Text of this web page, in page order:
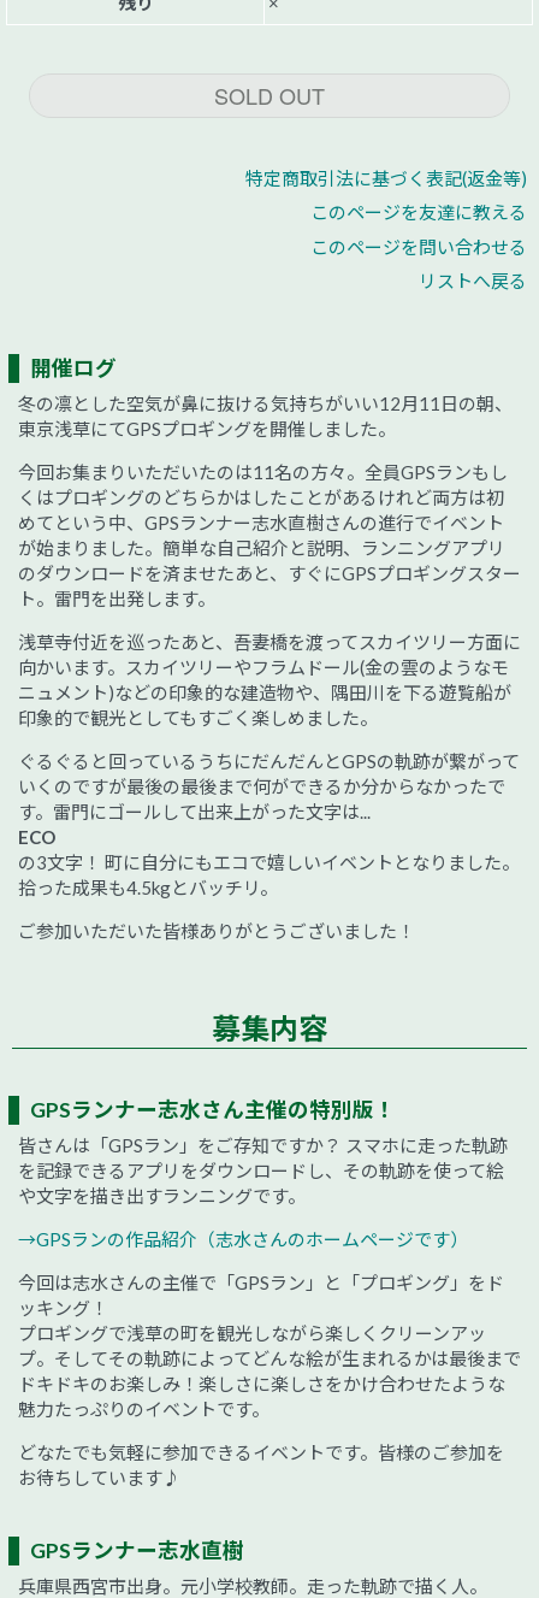
SOLD OUT
特定商取引法に基づく表記(返金等)
このページを友達に教える
このページを問い合わせる
リストへ戻る
開催ログ
冬の凛とした空気が鼻に抜ける気持ちがいい12月11日の朝、
東京浅草にてGPSプロギングを開催しました。
今回お集まりいただいたのは11名の方々。全員GPSランもし
くはプロギングのどちらかはしたことがあるけれど両方は初
めてという中、GPSランナー志水直樹さんの進行でイベント
が始まりました。簡単な自己紹介と説明、ランニングアプリ
のダウンロードを済ませたあと、すぐにGPSプロギングスター
ト。雷門を出発します。
浅草寺付近を巡ったあと、吾妻橋を渡ってスカイツリー方面に
向かいます。スカイツリーやフラムドール(金の雲のようなモ
ニュメント)などの印象的な建造物や、隅田川を下る遊覧船が
印象的で観光としてもすごく楽しめました。
ぐるぐると回っているうちにだんだんとGPSの軌跡が繋がって
いくのですが最後の最後まで何ができるか分からなかったで
す。雷門にゴールして出来上がった文字は...
ECO
の3文字！ 町に自分にもエコで嬉しいイベントとなりました。
拾った成果も4.5kgとバッチリ。
ご参加いただいた皆様ありがとうございました！
募集内容
GPSランナー志水さん主催の特別版！
皆さんは「GPSラン」をご存知ですか？ スマホに走った軌跡
を記録できるアプリをダウンロードし、その軌跡を使って絵
や文字を描き出すランニングです。
→GPSランの作品紹介（志水さんのホームページです）
今回は志水さんの主催で「GPSラン」と「プロギング」をド
ッキング！
プロギングで浅草の町を観光しながら楽しくクリーンアッ
プ。そしてその軌跡によってどんな絵が生まれるかは最後まで
ドキドキのお楽しみ！楽しさに楽しさをかけ合わせたような
魅力たっぷりのイベントです。
どなたでも気軽に参加できるイベントです。皆様のご参加を
お待ちしています♪
GPSランナー志水直樹
兵庫県西宮市出身。元小学校教師。走った軌跡で描く人。